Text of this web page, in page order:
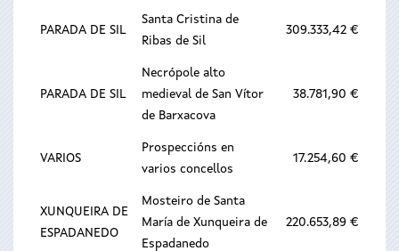
PARADA DE SIL
Santa Cristina de
Ribas de Sil
309.333,42 €
PARADA DE SIL
Necrópole alto
medieval de San Vítor
de Barxacova
38.781,90 €
VARIOS
Prospeccións en
varios concellos
17.254,60 €
XUNQUEIRA DE
ESPADANEDO
Mosteiro de Santa
María de Xunqueira de
Espadanedo
220.653,89 €